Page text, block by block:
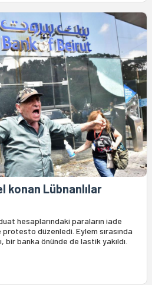
konan Lübnanlılar
hesaplarındaki paraların iade
düzenledi. Eylem sırasında
bir banka önünde de lastik yakıldı.